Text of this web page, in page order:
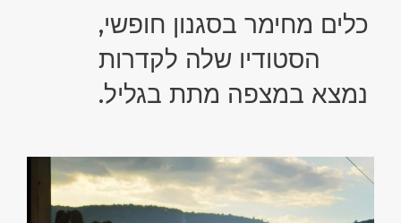
כלים מחימר בסגנון חופשי,
הסטודיו שלה לקדרות
נמצא במצפה מתת בגליל.